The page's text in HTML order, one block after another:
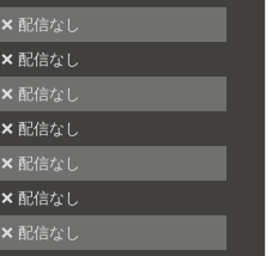
❌ 配信なし
❌ 配信なし
❌ 配信なし
❌ 配信なし
❌ 配信なし
❌ 配信なし
❌ 配信なし